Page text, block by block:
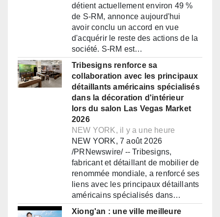
détient actuellement environ 49 %
de S-RM, annonce aujourd'hui
avoir conclu un accord en vue
d'acquérir le reste des actions de la
société. S-RM est…
Tribesigns renforce sa
collaboration avec les principaux
détaillants américains spécialisés
dans la décoration d'intérieur
lors du salon Las Vegas Market
2026
NEW YORK, il y a une heure
NEW YORK, 7 août 2026
/PRNewswire/ -- Tribesigns,
fabricant et détaillant de mobilier de
renommée mondiale, a renforcé ses
liens avec les principaux détaillants
américains spécialisés dans…
Xiong'an : une ville meilleure